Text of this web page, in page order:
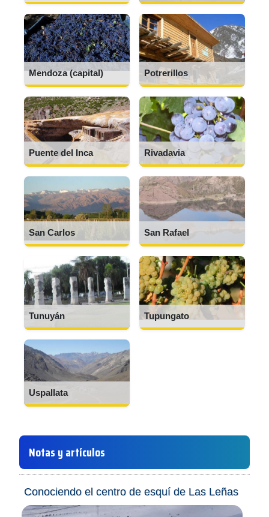
Mendoza (capital) Potrerillos
Puente del Inca Rivadavia
San Carlos San Rafael
Tunuyán Tupungato
Uspallata
Notas y artículos
Conociendo el centro de esquí de Las Leñas